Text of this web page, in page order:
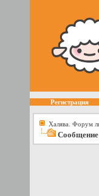
Регистрация
Халява. Форум